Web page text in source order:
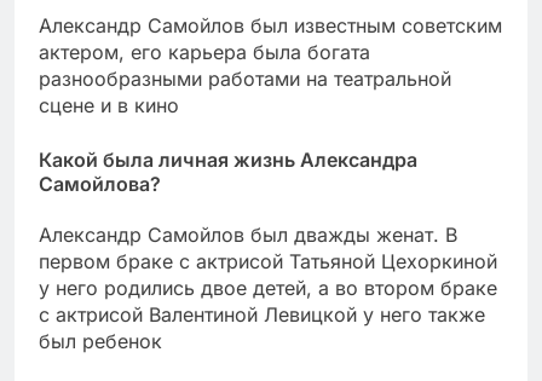
Александр Самойлов был известным советским
актером, его карьера была богата
разнообразными работами на театральной
сцене и в кино
Какой была личная жизнь Александра
Самойлова?
Александр Самойлов был дважды женат. В
первом браке с актрисой Татьяной Цехоркиной
у него родились двое детей, а во втором браке
с актрисой Валентиной Левицкой у него также
был ребенок